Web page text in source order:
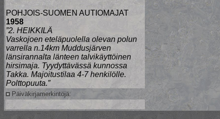
POHJOIS-SUOMEN AUTIOMAJAT
1958
”2. HEIKKILÄ
Vaskojoen eteläpuolella olevan polun
varrella n.14km Muddusjärven
länsirannalta länteen talvikäyttöinen
hirsimaja. Tyydyttävässä kunnossa
Takka. Majoitustilaa 4-7 henkilölle.
Polttopuuta.”
Päiväkirjamerkintöjä: